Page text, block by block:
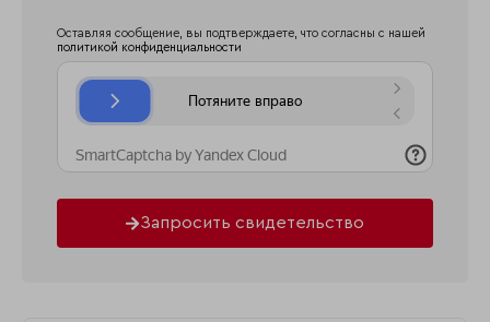
Оставляя сообщение, вы подтверждаете, что согласны с нашей
политикой конфиденциальности
Запросить свидетельство